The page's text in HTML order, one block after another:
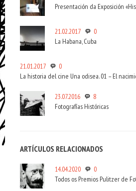
Presentación da Exposición
21.02.2017
0
La Habana, Cuba
21.01.2017
0
La historia del cine Una odisea. 01 – El
23.07.2016
8
Fotografías Históricas
ARTÍCULOS RELACIONADOS
14.04.2020
0
Todos os Premios Pulitzer de